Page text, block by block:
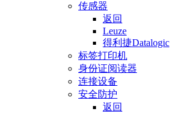
传感器
返回
Leuze
得利捷Datalogic
标签打印机
身份证阅读器
连接设备
安全防护
返回